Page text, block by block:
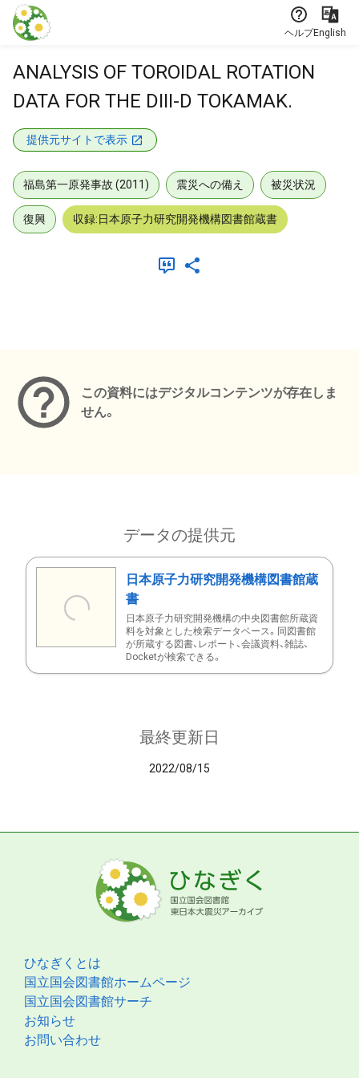
本文に飛ぶ
ヘルプEnglish
ANALYSIS OF TOROIDAL ROTATION
DATA FOR THE DIII-D TOKAMAK.
提供元サイトで表示
福島第一原発事故 (2011) 震災への備え 被災状況
復興 収録:日本原子力研究開発機構図書館蔵書
この資料にはデジタルコンテンツが存在しま
せん。
データの提供元
日本原子力研究開発機構図書館蔵
書
日本原子力研究開発機構の中央図書館所蔵資
料を対象とした検索データベース。同図書館
が所蔵する図書、レポート、会議資料、雑誌、
Docketが検索できる。
最終更新日
2022/08/15
ひなぎくとは
国立国会図書館ホームページ
国立国会図書館サーチ
お知らせ
お問い合わせ